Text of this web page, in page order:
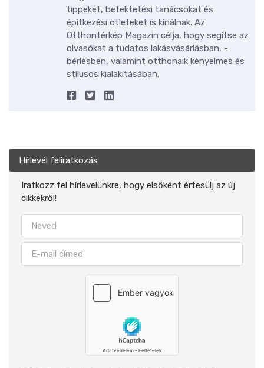
tippeket, befektetési tanácsokat és
építkezési ötleteket is kínálnak. Az
Otthontérkép Magazin célja, hogy segítse az
olvasókat a tudatos lakásvásárlásban, -
bérlésben, valamint otthonaik kényelmes és
stílusos kialakításában.
Hírlevél feliratkozás
Iratkozz fel hírlevelünkre, hogy elsőként értesülj az új
cikkekről!